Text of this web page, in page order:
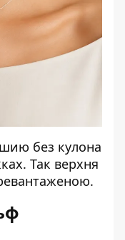
без кулона
Так верхня